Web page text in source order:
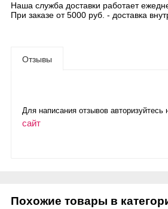
Наша служба доставки работает
При заказе от 5000 руб. - доставка
Отзывы
Для написания отзывов авторизуйтесь
сайт
Похожие товары в